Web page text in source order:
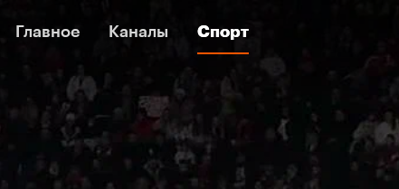
Главное Каналы Спорт
Главное Каналы Спорт